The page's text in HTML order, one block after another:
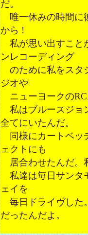
だ。
唯一休みの時間に
から !
私が思い出すこと
ンレコーディング
のために私をスタ
ジオや
ニューヨークの
私はブルースジョ
全てにいたんだ。
同様にカートベッ
ェクトにも
居合わせたんだ。
私達は毎日サンタ
ェイを
毎日ドライヴした
だったんだよ。